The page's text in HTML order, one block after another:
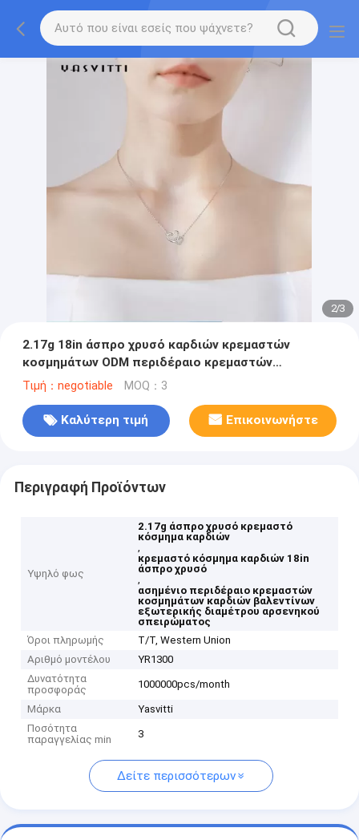
2/3
2.17g 18in άσπρο χρυσό καρδιών κρεμαστών
κοσμημάτων ODM περιδέραιο κρεμαστών
κοσμημάτων καρδιών βαλεντίνων ασημένιο
Τιμή：negotiable MOQ：3
Καλύτερη τιμή Επικοινωνήστε
Περιγραφή Προϊόντων
Υψηλό φως
2.17g άσπρο χρυσό κρεμαστό
κόσμημα καρδιών
,
κρεμαστό κόσμημα καρδιών 18in
άσπρο χρυσό
,
ασημένιο περιδέραιο κρεμαστών
κοσμημάτων καρδιών βαλεντίνων
εξωτερικής διαμέτρου αρσενηκού
σπειρώματος
Όροι πληρωμής
T/T, Western Union
Αριθμό μοντέλου
YR1300
Δυνατότητα
προσφοράς
1000000pcs/month
Μάρκα
Yasvitti
Ποσότητα
παραγγελίας min
3
Δείτε περισσότερων